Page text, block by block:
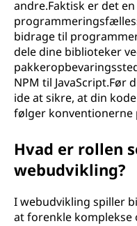
andre.Faktisk er det
bidrage til
dele dine biblioteker
NPM til JavaScript.Før
ide at sikre, at din
følger konventionerne
Hvad er rollen
webudvikling?
I webudvikling spiller
at forenkle komplekse